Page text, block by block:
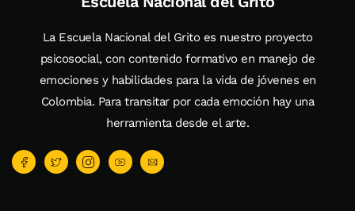
La Escuela Nacional del Grito es nuestro proyecto
psicosocial, con contenido formativo en manejo de
emociones y habilidades para la vida de jóvenes en
Colombia. Para transitar por cada emoción hay una
herramienta desde el arte.